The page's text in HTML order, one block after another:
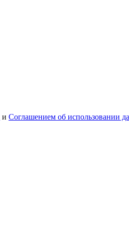
и Соглашением об использовании